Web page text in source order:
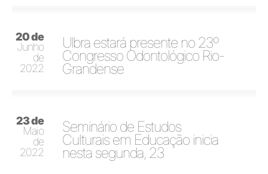
20 de
Junho
de
2022
Ulbra estará presente no 23º
Congresso Odontológico Rio-
Grandense
23 de
Maio
de
2022
Seminário de Estudos
Culturais em Educação inicia
nesta segunda, 23